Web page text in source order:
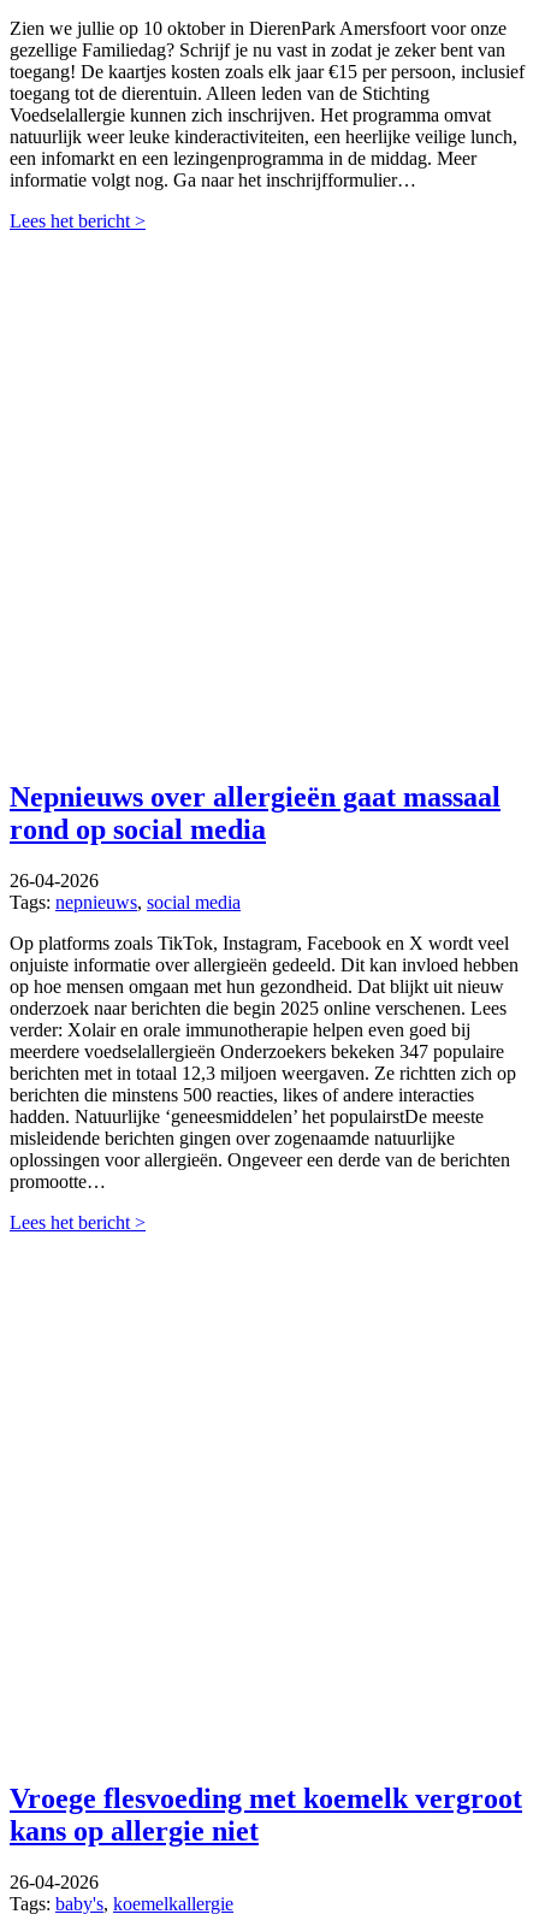
Zien we jullie op 10 oktober in DierenPark Amersfoort voor onze
gezellige Familiedag? Schrijf je nu vast in zodat je zeker bent van
toegang! De kaartjes kosten zoals elk jaar €15 per persoon, inclusief
toegang tot de dierentuin. Alleen leden van de Stichting
Voedselallergie kunnen zich inschrijven. Het programma omvat
natuurlijk weer leuke kinderactiviteiten, een heerlijke veilige lunch,
een infomarkt en een lezingenprogramma in de middag. Meer
informatie volgt nog. Ga naar het inschrijfformulier…
Lees het bericht >
Nepnieuws over allergieën gaat massaal
rond op social media
26-04-2026
Tags: nepnieuws, social media
Op platforms zoals TikTok, Instagram, Facebook en X wordt veel
onjuiste informatie over allergieën gedeeld. Dit kan invloed hebben
op hoe mensen omgaan met hun gezondheid. Dat blijkt uit nieuw
onderzoek naar berichten die begin 2025 online verschenen. Lees
verder: Xolair en orale immunotherapie helpen even goed bij
meerdere voedselallergieën Onderzoekers bekeken 347 populaire
berichten met in totaal 12,3 miljoen weergaven. Ze richtten zich op
berichten die minstens 500 reacties, likes of andere interacties
hadden. Natuurlijke ‘geneesmiddelen’ het populairstDe meeste
misleidende berichten gingen over zogenaamde natuurlijke
oplossingen voor allergieën. Ongeveer een derde van de berichten
promootte…
Lees het bericht >
Vroege flesvoeding met koemelk vergroot
kans op allergie niet
26-04-2026
Tags: baby's, koemelkallergie